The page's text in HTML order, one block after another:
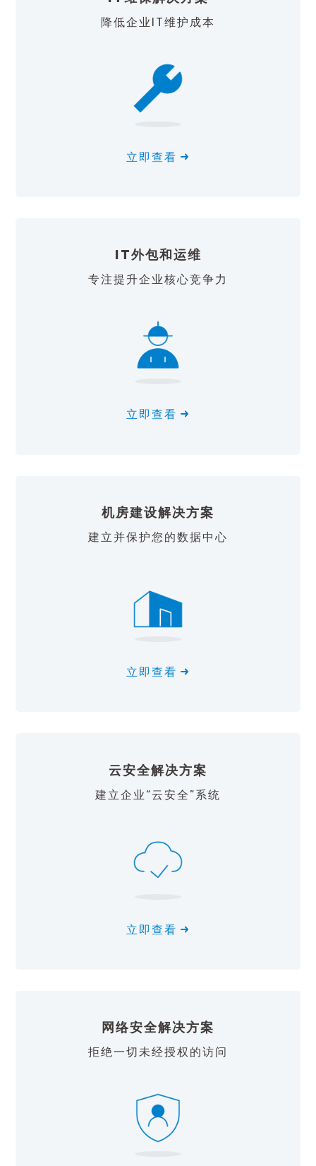
降低企业IT维护成本
立即查看
IT外包和运维
专注提升企业核心竞争力
立即查看
机房建设解决方案
建立并保护您的数据中心
立即查看
云安全解决方案
建立企业“云安全”系统
立即查看
网络安全解决方案
拒绝一切未经授权的访问